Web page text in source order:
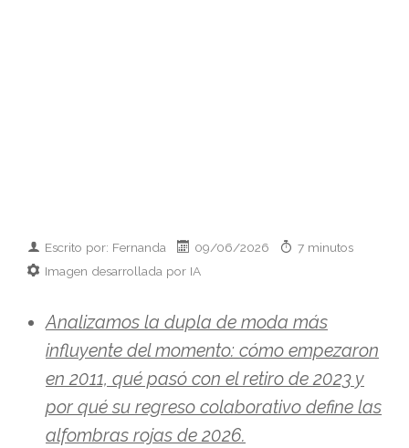
Escrito por: Fernanda 09/06/2026
7 minutos
Imagen desarrollada por IA
Analizamos la dupla de moda más
influyente del momento: cómo empezaron
en 2011, qué pasó con el retiro de 2023 y
por qué su regreso colaborativo define las
alfombras rojas de 2026.